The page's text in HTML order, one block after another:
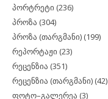
პორტრეტი (236)
პროზა (304)
პროზა (თარგმანი) (199)
რეპორტაჟი (23)
რეცენზია (351)
რეცენზია (თარგმანი) (42)
ფოტო–გალერეა (3)